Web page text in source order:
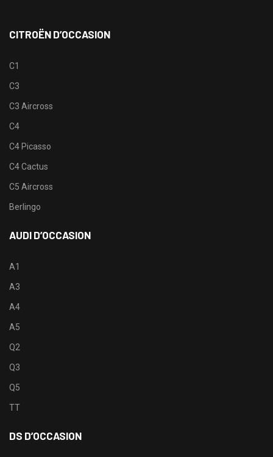
CITROËN D’OCCASION
C1
C3
C3 Aircross
C4
C4 Picasso
C4 Cactus
C5 Aircross
Berlingo
AUDI D’OCCASION
A1
A3
A4
A5
Q2
Q3
Q5
TT
DS D’OCCASION